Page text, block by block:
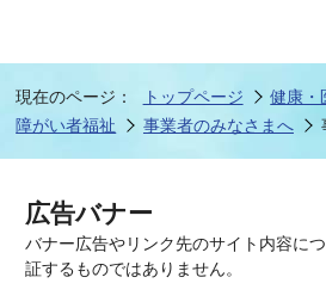
現在のページ： トップページ
健康・
障がい者福祉
事業者のみなさまへ
広告バナー
バナー広告やリンク先のサイト内容に
証するものではありません。